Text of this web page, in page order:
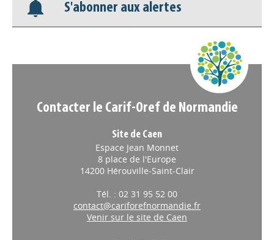
Nos veilles Scoop.it
S'abonner aux alertes
Contacter le Carif-Oref de Normandie
Site de Caen
Espace Jean Monnet
8 place de l'Europe
14200 Hérouville-Saint-Clair
Tél. : 02 31 95 52 00
contact@cariforefnormandie.fr
Venir sur le site de Caen